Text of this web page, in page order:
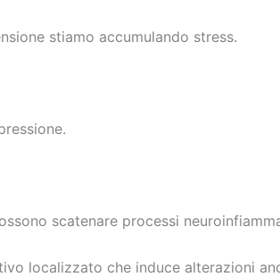
stiamo accumulando stress.
scatenare processi
localizzato che induce alterazioni